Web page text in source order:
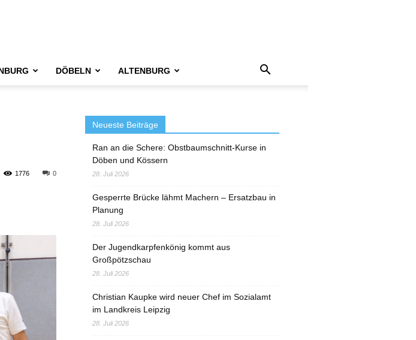
DÖBELN ALTENBURG
0
1776
Neueste Beiträge
Ran an die Schere: Obstbaumschnitt-Kurse in
Döben und Kössern
28. Juli 2026
Gesperrte Brücke lähmt Machern – Ersatzbau in
Planung
28. Juli 2026
Der Jugendkarpfenkönig kommt aus
Großpötzschau
28. Juli 2026
Christian Kaupke wird neuer Chef im Sozialamt
im Landkreis Leipzig
28. Juli 2026